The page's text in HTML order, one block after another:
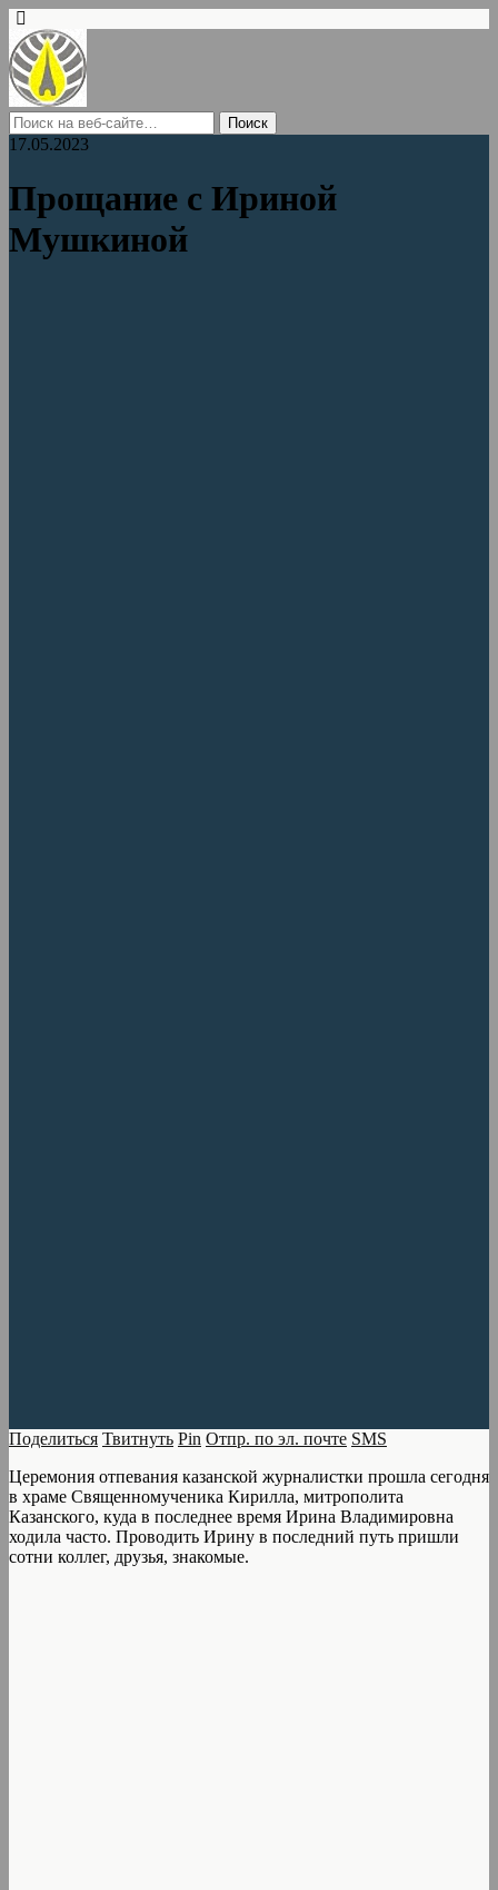
17.05.2023
Прощание с Ириной
Мушкиной
Поделиться Твитнуть Pin Отпр. по эл. почте SMS
Церемония отпевания казанской журналистки прошла сегодня
в храме Священномученика Кирилла, митрополита
Казанского, куда в последнее время Ирина Владимировна
ходила часто. Проводить Ирину в последний путь пришли
сотни коллег, друзья, знакомые.